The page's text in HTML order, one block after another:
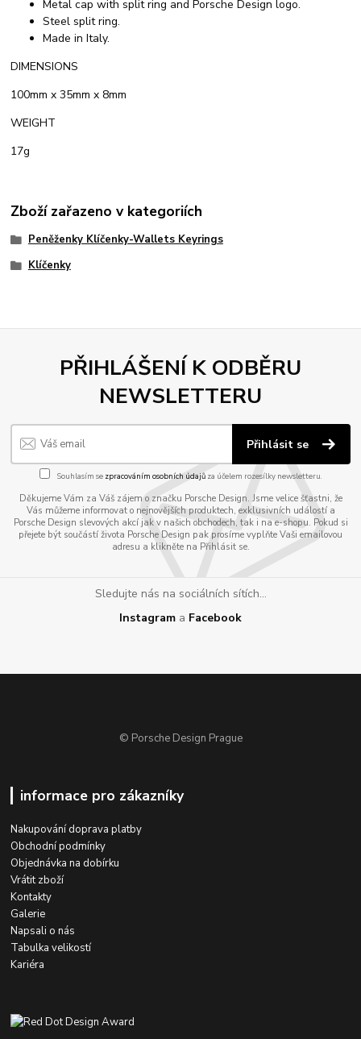
Metal cap with split ring and Porsche Design logo.
Steel split ring.
Made in Italy.
DIMENSIONS
100mm x 35mm x 8mm
WEIGHT
17g
Zboží zařazeno v kategoriích
Peněženky Klíčenky-Wallets Keyrings
Klíčenky
PŘIHLÁŠENÍ K ODBĚRU
NEWSLETTERU
Přihlásit se
Souhlasím se zpracováním osobních údajůza účelem rozesílky newsletteru.
Děkujeme Vám za Váš zájem o značku Porsche Design. Jsme velice šťastni, že
Vás můžeme informovat o nejnovějších produktech, exklusivních událostí a
Porsche Design slevových akcí jak v našich obchodech, tak i na e-shopu. Pokud si
přejete být součástí života Porsche Design pak prosíme vyplňte Vaši emailovou
adresu a klikněte na Přihlásit se.
Sledujte nás na sociálních sítích...
Instagram a Facebook
© Porsche Design Prague
informace pro zákazníky
Nakupování doprava platby
Obchodní podmínky
Objednávka na dobírku
Vrátit zboží
Kontakty
Galerie
Napsali o nás
Tabulka velikostí
Kariéra